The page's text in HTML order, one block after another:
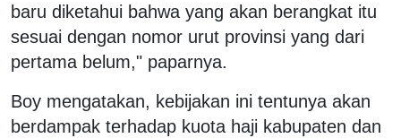
baru diketahui bahwa yang akan berangkat itu
sesuai dengan nomor urut provinsi yang dari
pertama belum," paparnya.
Boy mengatakan, kebijakan ini tentunya akan
berdampak terhadap kuota haji kabupaten dan